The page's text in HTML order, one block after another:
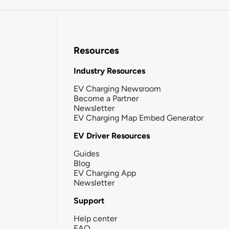
Resources
Industry Resources
EV Charging Newsroom
Become a Partner
Newsletter
EV Charging Map Embed Generator
EV Driver Resources
Guides
Blog
EV Charging App
Newsletter
Support
Help center